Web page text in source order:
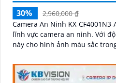
30%
2,960,000 ₫
Camera An Ninh KX-
lĩnh vực camera an ninh. Với độ phân giải 4.0 MP, camera
này cho hình ảnh màu sắc